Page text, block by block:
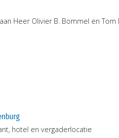
Heer Olivier B. Bommel en Tom
hotel en vergaderlocatie